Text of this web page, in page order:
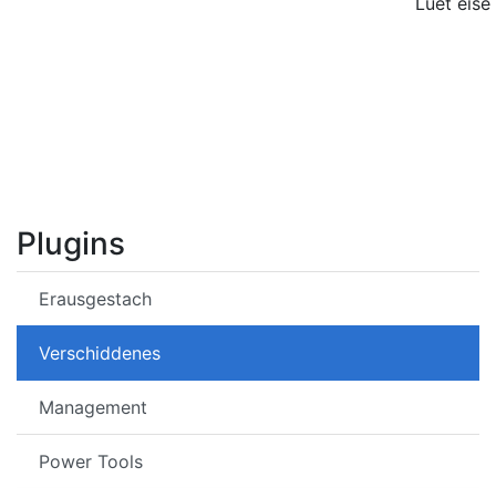
Plugins
Erausgestach
Verschiddenes
Management
Power Tools